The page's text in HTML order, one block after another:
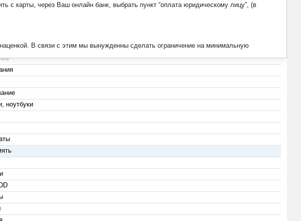
с карты, через Ваш онлайн банк, выбрать пункт “оплата юридическому лицу”, (в
В связи с этим мы вынужденны сделать ограничение на минимальную
47
ноутбуки